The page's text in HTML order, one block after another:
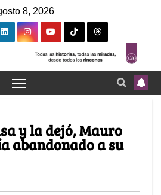
8, 2026
y la dejó, Mauro
abandonado a su